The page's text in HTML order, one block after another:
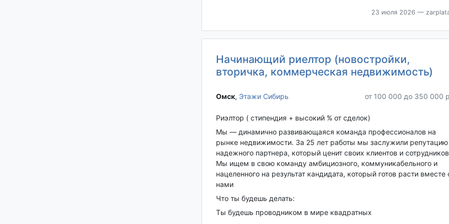
23 июля 2026 —
Начинающий риелтор (новостройки,
вторичка, коммерческая недвижимость)
Омск‎, Этажи Сибирь от 100 000 до 350 000
Риэлтор ( стипендия + высокий % от сделок)
Мы — динамично развивающаяся команда профессионалов на
рынке недвижимости. За 25 лет работы мы заслужили репутацию
надежного партнера, который ценит своих клиентов и
Мы ищем в свою команду амбициозного, коммуникабельного и
нацеленного на результат кандидата, который готов расти вместе
нами
Что ты будешь делать:
Ты будешь проводником в мире квадратных